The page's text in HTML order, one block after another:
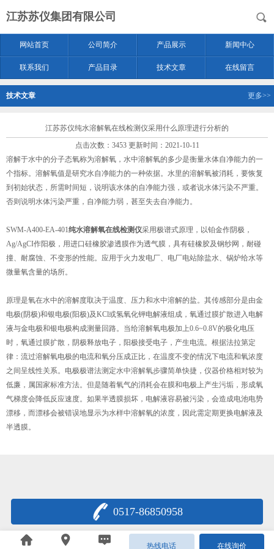
江苏苏仪集团有限公司
网站首页 公司简介 产品展示 新闻中心
联系我们 产品目录 技术文章 在线留言
技术文章 更多>>
江苏苏仪纯水溶解氧在线检测仪采用什么原理进行分析的
点击次数：3453 更新时间：2021-10-11
溶解于水中的分子态氧称为溶解氧，水中溶解氧的多少是衡量水体自净能力的一
个指标。溶解氧值是研究水自净能力的一种依据。水里的溶解氧被消耗，要恢复
到初始状态，所需时间短，说明该水体的自净能力强，或者说水体污染不严重。
否则说明水体污染严重，自净能力弱，甚至失去自净能力。
SWM-A400-EA-401纯水溶解氧在线检测仪采用极谱式原理，以铂金作阴极，
Ag/AgCI作阳极，用进口硅橡胶渗透膜作为透气膜，具有硅橡胶及钢纱网，耐碰
撞、耐腐蚀、不变形的性能。应用于火力发电厂、电厂电站除盐水、锅炉给水等
微量氧含量的场所。
原理是氧在水中的溶解度取决于温度、压力和水中溶解的盐。其传感部分是由金
电极(阴极)和银电极(阳极)及KCl或氢氧化钾电解液组成，氧通过膜扩散进入电解
液与金电极和银电极构成测量回路。当给溶解氧电极加上0.6~0.8V的极化电压
时，氧通过膜扩散，阴极释放电子，阳极接受电子，产生电流。根据法拉第定
律：流过溶解氧电极的电流和氧分压成正比，在温度不变的情况下电流和氧浓度
之间呈线性关系。电极极谱法测定水中溶解氧步骤简单快捷，仪器价格相对较为
低廉，属国家标准方法。但是随着氧气的消耗会在膜和电极上产生污垢，形成氧
气梯度会降低反应速度。如果半透膜损坏，电解液容易被污染，会造成电池电势
漂移，而漂移会被错误地显示为水样中溶解氧的浓度，因此需定期更换电解液及
半透膜。
0517-86850958
热线电话 在线询价
苏公网安备 32083102000343号